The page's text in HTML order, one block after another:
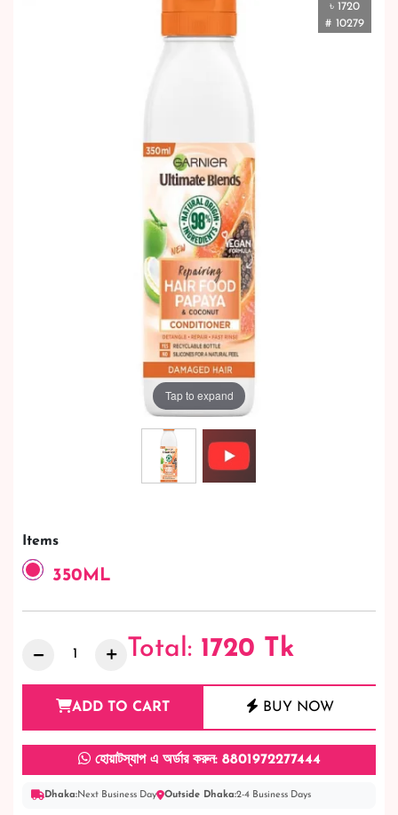
৳ 1720
# 10279
Tap to expand
Items
350ML
Total: 1720 Tk
ADD TO CART BUY NOW
হোয়াটস্যাপ এ অর্ডার করুন: 8801972277444
Dhaka:Next Business Day Outside Dhaka:2-4 Business Days